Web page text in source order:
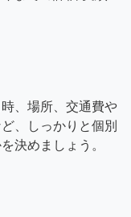
、場所、交通費や
、しっかりと個別
決めましょう。